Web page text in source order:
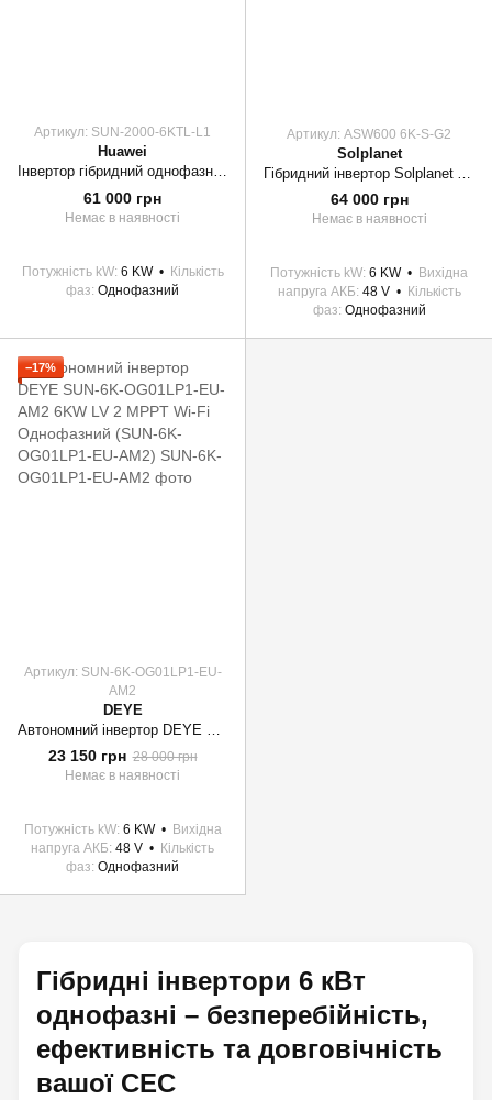
Артикул: SUN-2000-6KTL-L1
Huawei
Інвертор гібридний однофазний SUN-2000-6KTL-L1 Huawei
61 000 грн
Немає в наявності
Потужність kW 6 KW
Кількість
фаз Однофазний
Артикул: ASW600 6K-S-G2
Solplanet
64 000 грн
Немає в наявності
Потужність kW 6 KW
Вихідна
напруга АКБ 48 V
Кількість
фаз Однофазний
−17%
Артикул: SUN-6K-OG01LP1-EU-
AM2
DEYE
23 150 грн 28 000 грн
Немає в наявності
Потужність kW 6 KW
Вихідна
напруга АКБ 48 V
Кількість
фаз Однофазний
Гібридні інвертори 6 кВт
однофазні – безперебійність,
ефективність та довговічність
вашої СЕС